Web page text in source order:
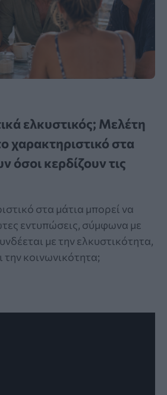
ελκυστικός; Μελέτη
χαρακτηριστικό στα
όσοι κερδίζουν τις
στα μάτια μπορεί να
εντυπώσεις, σύμφωνα με
με την ελκυστικότητα,
την κοινωνικότητα;